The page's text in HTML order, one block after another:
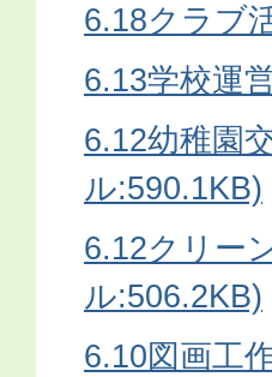
6.18クラブ
6.13学校運
6.12幼稚園
ル:590.1KB)
6.12クリー
ル:506.2KB)
6.10図画工